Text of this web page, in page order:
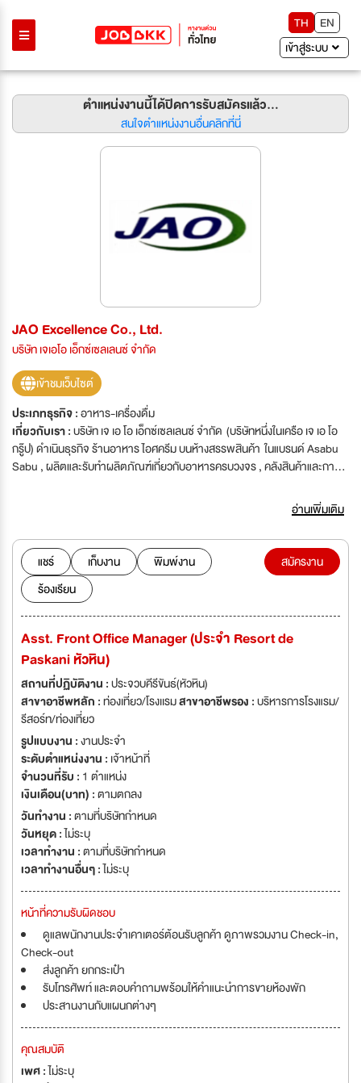
TH
EN
เข้าสู่ระบบ
ตำแหน่งงานนี้ได้ปิดการรับสมัครแล้ว...
สนใจตำแหน่งงานอื่นคลิกที่นี่
JAO Excellence Co., Ltd.
บริษัท เจเอโอ เอ็กซ์เซลเลนซ์ จำกัด
เข้าชมเว็บไซต์
ประเภทธุรกิจ :อาหาร-เครื่องดื่ม
เกี่ยวกับเรา :บริษัท เจ เอ โอ เอ็กซ์เซลเลนซ์ จำกัด (บริษัทหนึ่งในเครือ เจ เอ โอ
กรู๊ป) ดำเนินธุรกิจ ร้านอาหาร ไอศครีม บนห้างสรรพสินค้า ในแบรนด์ Asabu
Sabu , ผลิตและรับทำผลิตภัณฑ์เกี่ยวกับอาหารครบวงจร , คลังสินค้าและการ
อ่านเพิ่มเติม
แชร์ เก็บงาน
พิมพ์งาน
ร้องเรียน
สมัครงาน
Asst. Front Office Manager (ประจำ Resort de
Paskani หัวหิน)
สถานที่ปฏิบัติงาน :ประจวบคีรีขันธ์(หัวหิน)
สาขาอาชีพหลัก :ท่องเที่ยว/โรงเเรมสาขาอาชีพรอง :บริหารการโรงแรม/
รีสอร์ท/ท่องเที่ยว
รูปแบบงาน :งานประจำ
ระดับตำแหน่งงาน : เจ้าหน้าที่
จำนวนที่รับ : 1 ตำแหน่ง
เงินเดือน(บาท) :ตามตกลง
วันทำงาน :ตามที่บริษัทกำหนด
วันหยุด :ไม่ระบุ
เวลาทำงาน :ตามที่บริษัทกำหนด
เวลาทำงานอื่นๆ :ไม่ระบุ
หน้าที่ความรับผิดชอบ
ดูแลพนักงานประจำเคาเตอร์ต้อนรับลูกค้า ดูภาพรวมงาน Check-in,
Check-out
ส่งลูกค้า ยกกระเป๋า
รับโทรศัพท์ และตอบคำถามพร้อมให้คำแนะนำการขายห้องพัก
ประสานงานกับแผนกต่างๆ
คุณสมบัติ
เพศ :ไม่ระบุ